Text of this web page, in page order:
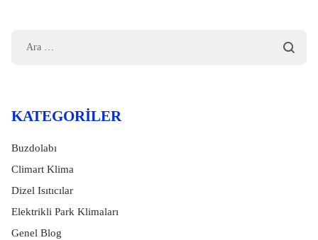
KATEGORILER
Buzdolabı
Climart Klima
Dizel Isıtıcılar
Elektrikli Park Klimaları
Genel Blog